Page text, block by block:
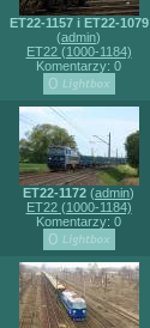
ET22-1157 i ET22-1079
(admin)
ET22 (1000-1184)
Komentarzy: 0
ET22-1172 (admin)
ET22 (1000-1184)
Komentarzy: 0